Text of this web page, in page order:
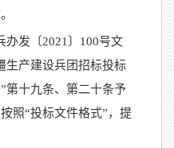
办发〔2021〕100号文
生产建设兵团招标投标
第十九条、第二十条予
照“投标文件格式”，提